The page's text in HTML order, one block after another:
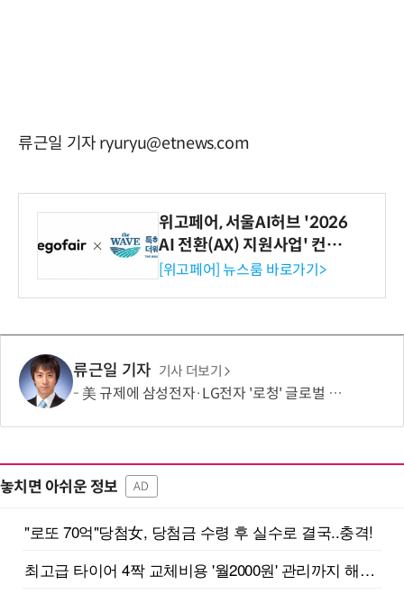
류근일 기자 ryuryu@etnews.com
위고페어, 서울AI허브 '2026
AI 전환(AX) 지원사업' 컨소
시엄 선정
[위고페어] 뉴스룸 바로가기>
류근일 기자 기사 더보기
美 규제에 삼성전자·LG전자 '로청' 글로벌 출시 늦춘다…“공급망 재편부터”
놓치면 아쉬운 정보 AD